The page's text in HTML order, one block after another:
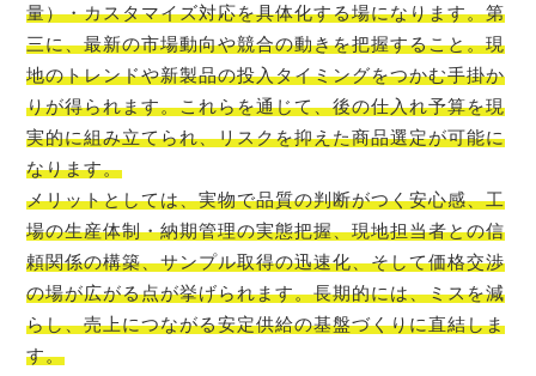
量）・カスタマイズ対応を具体化する場になります。第
三に、最新の市場動向や競合の動きを把握すること。現
地のトレンドや新製品の投入タイミングをつかむ手掛か
りが得られます。これらを通じて、後の仕入れ予算を現
実的に組み立てられ、リスクを抑えた商品選定が可能に
なります。
メリットとしては、実物で品質の判断がつく安心感、工
場の生産体制・納期管理の実態把握、現地担当者との信
頼関係の構築、サンプル取得の迅速化、そして価格交渉
の場が広がる点が挙げられます。長期的には、ミスを減
らし、売上につながる安定供給の基盤づくりに直結しま
す。